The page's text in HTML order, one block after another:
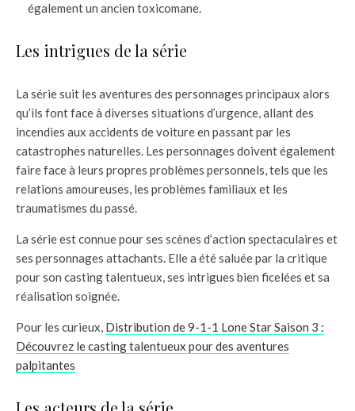
également un ancien toxicomane.
Les intrigues de la série
La série suit les aventures des personnages principaux alors
qu’ils font face à diverses situations d’urgence, allant des
incendies aux accidents de voiture en passant par les
catastrophes naturelles. Les personnages doivent également
faire face à leurs propres problèmes personnels, tels que les
relations amoureuses, les problèmes familiaux et les
traumatismes du passé.
La série est connue pour ses scènes d’action spectaculaires et
ses personnages attachants. Elle a été saluée par la critique
pour son casting talentueux, ses intrigues bien ficelées et sa
réalisation soignée.
Pour les curieux, Distribution de 9-1-1 Lone Star Saison 3 :
Découvrez le casting talentueux pour des aventures
palpitantes